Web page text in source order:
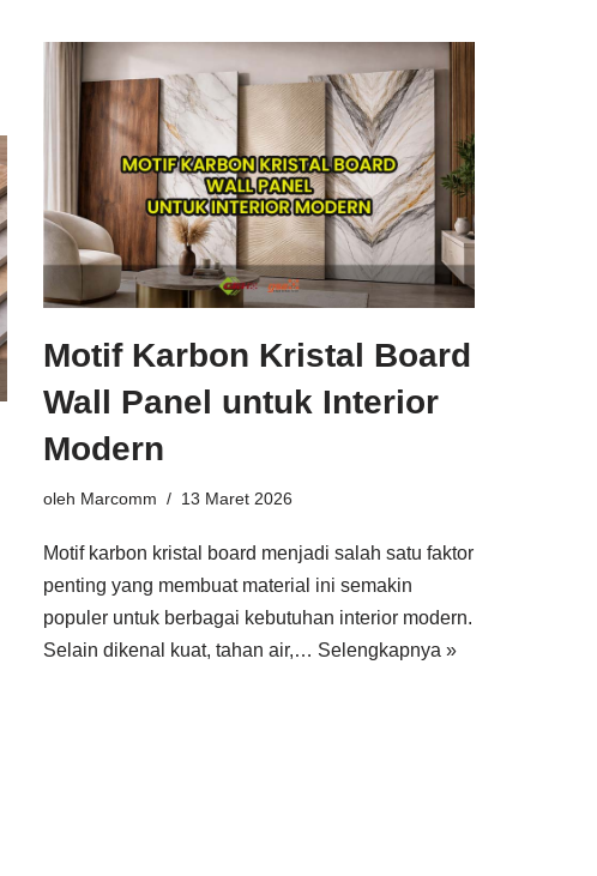
Motif Karbon Kristal Board
Wall Panel untuk Interior
Modern
oleh Marcomm 13 Maret 2026
Motif karbon kristal board menjadi salah satu faktor
penting yang membuat material ini semakin
populer untuk berbagai kebutuhan interior modern.
Selain dikenal kuat, tahan air,… Selengkapnya »